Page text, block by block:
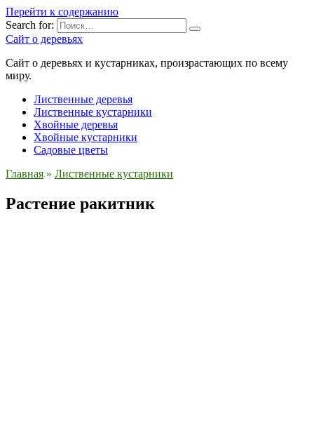
Перейти к содержанию
Search for:
Сайт о деревьях
Сайт о деревьях и кустарниках, произрастающих по всему
миру.
Лиственные деревья
Лиственные кустарники
Хвойные деревья
Хвойные кустарники
Садовые цветы
Главная » Лиственные кустарники
Растение ракитник